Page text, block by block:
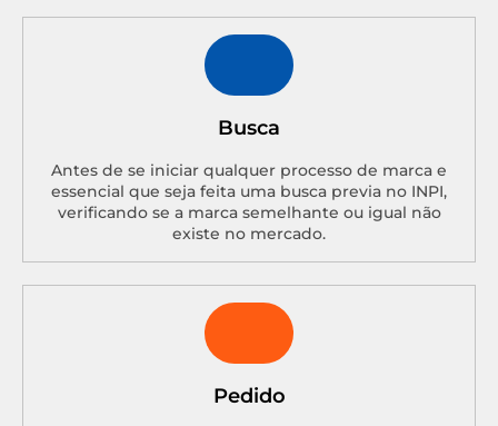
Busca
Antes de se iniciar qualquer processo de marca e
essencial que seja feita uma busca previa no INPI,
verificando se a marca semelhante ou igual não
existe no mercado.
Pedido